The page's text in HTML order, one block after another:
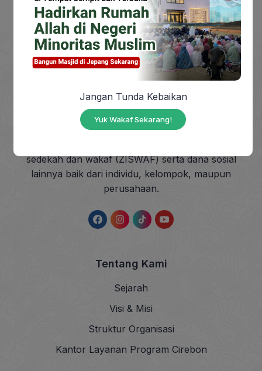
DOMPET DHUAFA adalah Lembaga Nirlaba milik
masyarakat, berdiri sejak tahun 1993, yang
berkhidmat mengangkat harkat sosial masyarakat
sedekah dan wakaf (ZISWAF) serta dana sosial
lainnya baik dari individu, kelompok, maupun
perusahaan.
Tentang Kami
Sejarah
Visi & Misi
Struktur Organisasi
Kantor Layanan Program Cirebon
Jangan Tunda Kebaikan
Yuk Wakaf Sekarang!